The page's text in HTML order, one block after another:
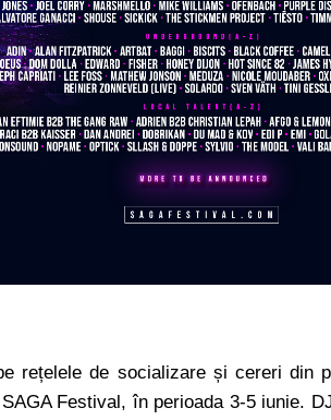
rețelele de socializare și cereri din
Festival, în perioada 3-5 iunie.